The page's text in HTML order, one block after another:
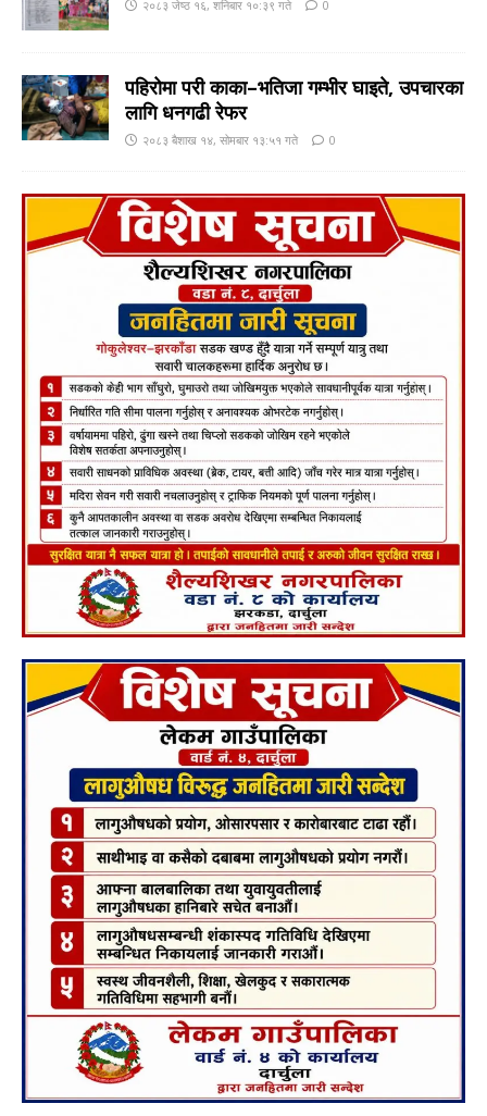
२०८३ जेष्ठ १६, शनिबार १०:३९ गते 0
पहिरोमा परी काका–भतिजा गम्भीर घाइते, उपचारका
लागि धनगढी रेफर
२०८३ बैशाख १४, सोमबार १३:५१ गते 0